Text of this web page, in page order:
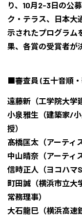
り、10月2-3日の公
ク・テラス、日本大
示されたプログラム
果、各賞の受賞者が
■審査員 (五十音順
遠藤新（工学院大学
小泉雅生（建築家/
授）
髙橋匡太（アーティ
中山晴奈（アーティ
信時正人（ヨコハマ
町田誠（横浜市立大
常務理事）
大石龍巳（横浜高速